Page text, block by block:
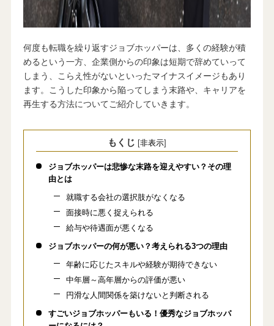
何度も転職を繰り返すジョブホッパーは、多くの経験が積
めるという一方、企業側からの印象は短期で辞めていって
しまう、こらえ性がないといったマイナスイメージもあり
ます。こうした印象から陥ってしまう末路や、キャリアを
再生する方法についてご紹介していきます。
もくじ [非表示]
ジョブホッパーは悲惨な末路を迎えやすい？その理
由とは
就職する会社の選択肢がなくなる
面接時に悪く捉えられる
給与や待遇面が悪くなる
ジョブホッパーの何が悪い？考えられる3つの理由
年齢に応じたスキルや経験が期待できない
中年層～高年層からの評価が悪い
円滑な人間関係を築けないと判断される
すごいジョブホッパーもいる！優秀なジョブホッパ